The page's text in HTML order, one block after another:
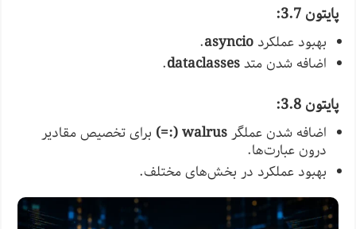
پایتون 3.7:
بهبود عملکردasyncio
.
اضافه شدن متدdataclasses
.
پایتون 3.8:
اضافه شدن عملگرwalrus (:=) برای تخصیص مقادیر
درون عبارت‌ها.
بهبود عملکرد در بخش‌های مختلف.